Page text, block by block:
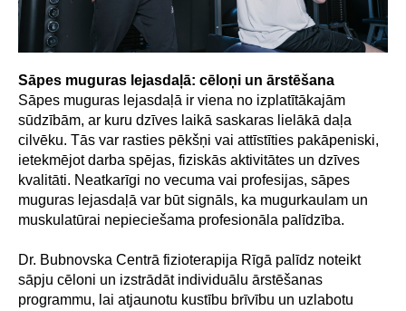
Sāpes muguras lejasdaļā: cēloņi un ārstēšana
Sāpes muguras lejasdaļā ir viena no izplatītākajām
sūdzībām, ar kuru dzīves laikā saskaras lielākā daļa
cilvēku. Tās var rasties pēkšņi vai attīstīties pakāpeniski,
ietekmējot darba spējas, fiziskās aktivitātes un dzīves
kvalitāti. Neatkarīgi no vecuma vai profesijas, sāpes
muguras lejasdaļā var būt signāls, ka mugurkaulam un
muskulatūrai nepieciešama profesionāla palīdzība.
Dr. Bubnovska Centrā fizioterapija Rīgā palīdz noteikt
sāpju cēloni un izstrādāt individuālu ārstēšanas
programmu, lai atjaunotu kustību brīvību un uzlabotu